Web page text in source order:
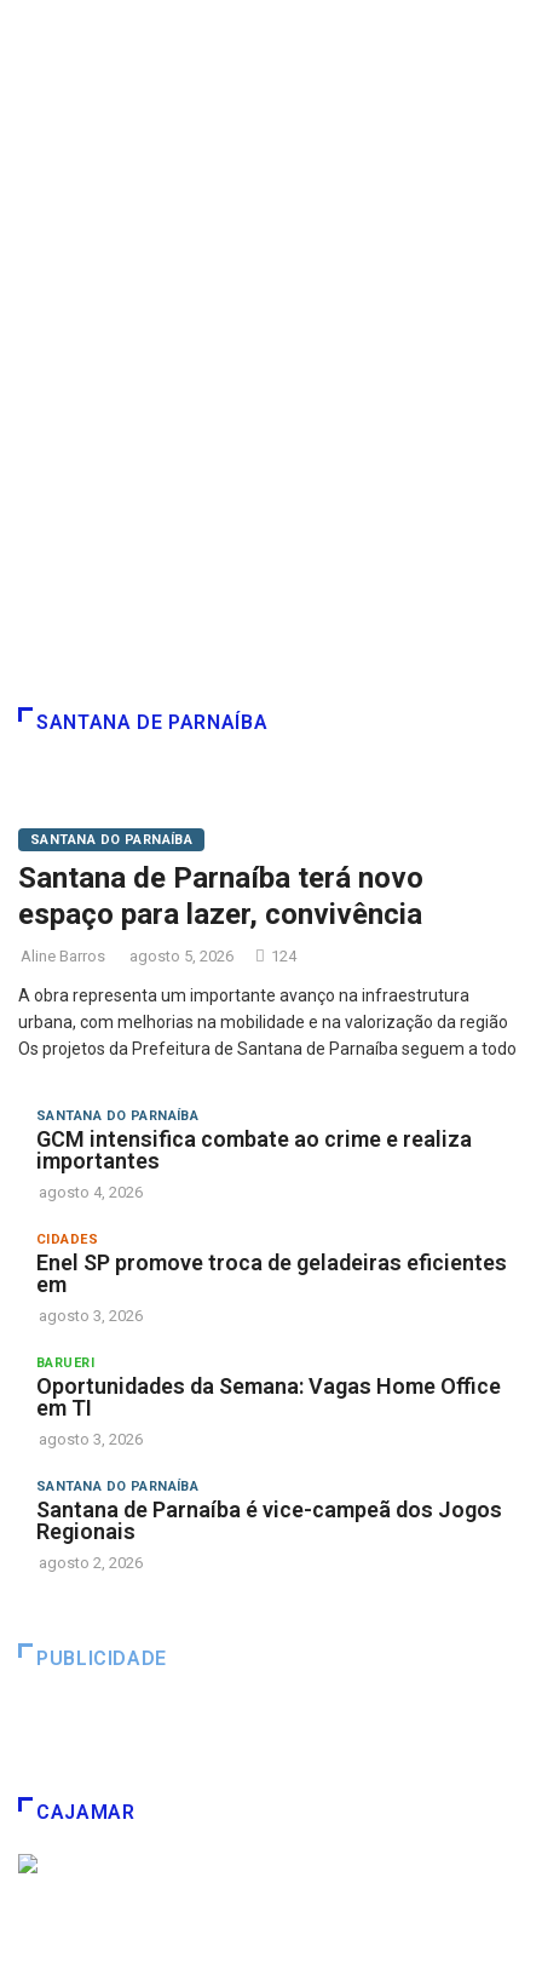
SANTANA DE PARNAÍBA
SANTANA DO PARNAÍBA
Santana de Parnaíba terá novo
espaço para lazer, convivência
Aline Barros agosto 5, 2026 124
A obra representa um importante avanço na infraestrutura
urbana, com melhorias na mobilidade e na valorização da região
Os projetos da Prefeitura de Santana de Parnaíba seguem a todo
SANTANA DO PARNAÍBA
GCM intensifica combate ao crime e realiza
importantes
agosto 4, 2026
CIDADES
Enel SP promove troca de geladeiras eficientes
em
agosto 3, 2026
BARUERI
Oportunidades da Semana: Vagas Home Office
em TI
agosto 3, 2026
SANTANA DO PARNAÍBA
Santana de Parnaíba é vice-campeã dos Jogos
Regionais
agosto 2, 2026
PUBLICIDADE
CAJAMAR